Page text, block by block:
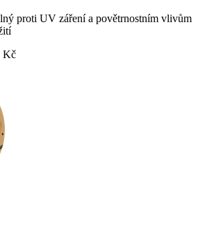
proti UV záření a povětrnostním vlivům
Kč